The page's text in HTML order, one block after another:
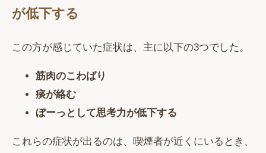
が低下する
この方が感じていた症状は、主に以下の3つでした。
筋肉のこわばり
痰が絡む
ぼーっとして思考力が低下する
これらの症状が出るのは、喫煙者が近くにいるとき、